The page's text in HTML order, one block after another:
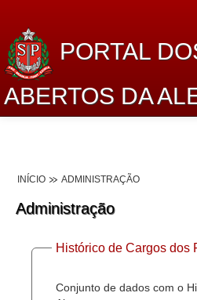
PORTAL
ABERTOS DA
Dados Abertos Alesp
Lei de Acesso à Informação
Dados Governamentais
Planejamento
INÍCIO ADMINISTRAÇÃO
Administração
Histórico de Cargos dos
Conjunto de dados com o